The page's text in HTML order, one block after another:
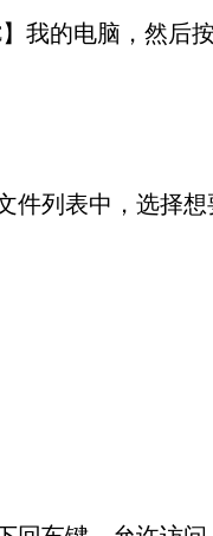
我的电脑，然后
件列表中，选择